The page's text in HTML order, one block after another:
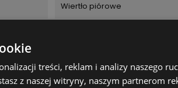
Wiertło piórowe
treści, reklam i analizy naszego
z naszej witryny, naszym partnerom